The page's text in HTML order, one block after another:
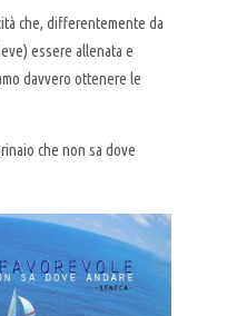
che, differentemente da
essere allenata e
davvero ottenere le
che non sa dove